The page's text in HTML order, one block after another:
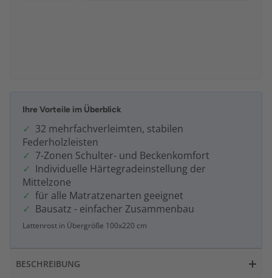
Ihre Vorteile im Überblick
32 mehrfachverleimten, stabilen
Federholzleisten
7-Zonen Schulter- und Beckenkomfort
Individuelle Härtegradeinstellung der
Mittelzone
für alle Matratzenarten geeignet
Bausatz - einfacher Zusammenbau
Lattenrost in Übergröße 100x220 cm
BESCHREIBUNG